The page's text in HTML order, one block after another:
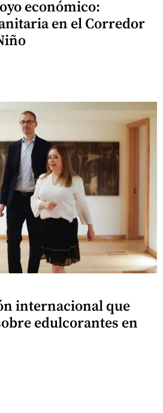
económico:
en el Corredor
internacional que
edulcorantes en